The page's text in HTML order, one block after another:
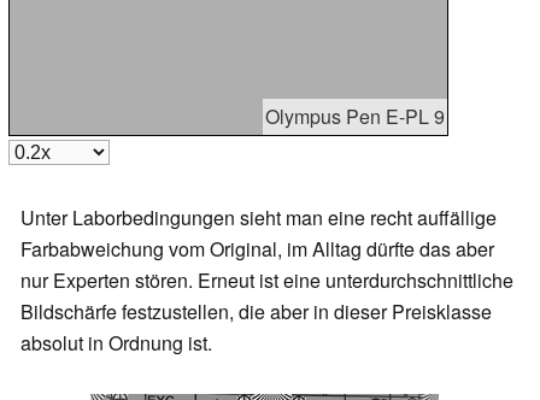
Olympus Pen E-PL 9
Unter Laborbedingungen sieht man eine recht auffällige
Farbabweichung vom Original, im Alltag dürfte das aber
nur Experten stören. Erneut ist eine unterdurchschnittliche
Bildschärfe festzustellen, die aber in dieser Preisklasse
absolut in Ordnung ist.